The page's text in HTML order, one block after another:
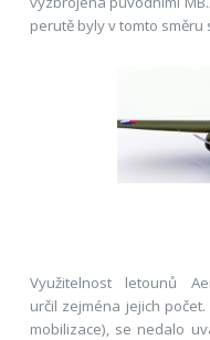
perutě byly v tomto
Využitelnost letounů
určil zejména jejich
mobilizace), se nedalo